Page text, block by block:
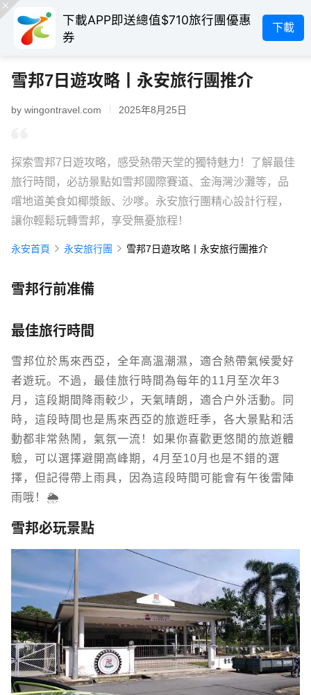
下載APP即送總值$710旅行團優惠
券
下載
雪邦7日遊攻略丨永安旅行團推介
by wingontravel.com 2025年8月25日
探索雪邦7日遊攻略，感受熱帶天堂的獨特魅力！了解最佳
旅行時間，必訪景點如雪邦國際賽道、金海灣沙灘等，品
嚐地道美食如椰漿飯、沙嗲。永安旅行團精心設計行程，
讓你輕鬆玩轉雪邦，享受無憂旅程！
永安首頁 永安旅行團 雪邦7日遊攻略丨永安旅行團推介
雪邦行前准備
最佳旅行時間
雪邦位於馬來西亞，全年高溫潮濕，適合熱帶氣候愛好
者遊玩。不過，最佳旅行時間為每年的11月至次年3
月，這段期間降雨較少，天氣晴朗，適合戶外活動。同
時，這段時間也是馬來西亞的旅遊旺季，各大景點和活
動都非常熱鬧，氣氛一流！如果你喜歡更悠閒的旅遊體
驗，可以選擇避開高峰期，4月至10月也是不錯的選
擇，但記得帶上雨具，因為這段時間可能會有午後雷陣
雨哦！🌦️
雪邦必玩景點